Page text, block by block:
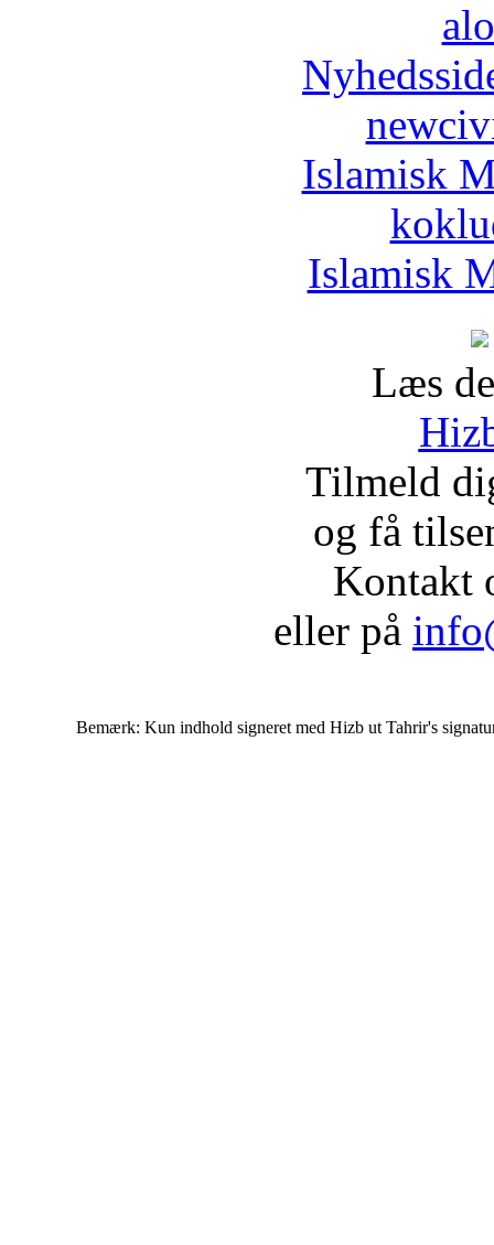
Islamisk
Islamisk
Læs
Tilmeld
og få
Kontakt
eller på
Bemærk: Kun indhold signeret med Hizb ut Tahrir's